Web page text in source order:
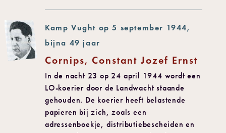
Kamp Vught op 5 september 1944,
bijna 49 jaar
Cornips, Constant Jozef Ernst
In de nacht 23 op 24 april 1944 wordt een
LO-koerier door de Landwacht staande
gehouden. De koerier heeft belastende
papieren bij zich, zoals een
adressenboekje, distributiebescheiden en